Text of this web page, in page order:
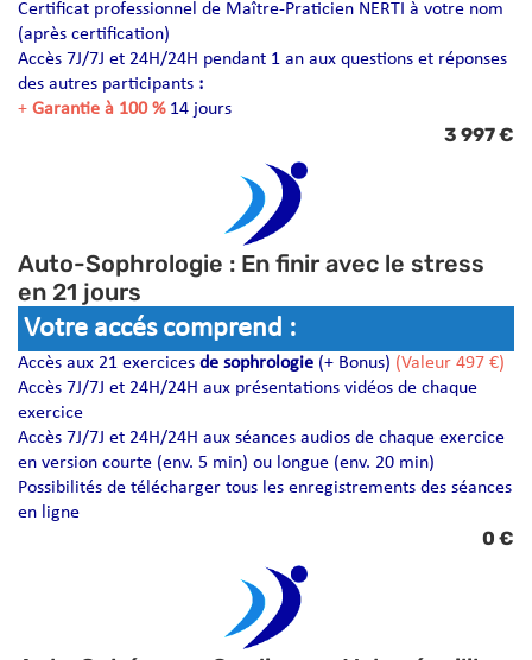
Certificat professionnel de Maître-Praticien NERTI à votre nom
(après certification)
Accès 7J/7J et 24H/24H pendant 1 an aux questions et réponses
des autres participants :
+ Garantie à 100 %14 jours
3 997 €
Auto-Sophrologie : En finir avec le stress
en 21 jours
Votre accés comprend :
Accès aux 21 exercices de sophrologie (+ Bonus) (Valeur 497 €)
Accès 7J/7J et 24H/24H aux présentations vidéos de chaque
exercice
Accès 7J/7J et 24H/24H aux séances audios de chaque exercice
en version courte (env. 5 min) ou longue (env. 20 min)
Possibilités de télécharger tous les enregistrements des séances
en ligne
0 €